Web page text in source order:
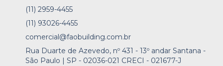
(11) 2959-4455
(11) 93026-4455
comercial@faobuilding.com.br
Rua Duarte de Azevedo, nº 431 - 13º andar Santana -
São Paulo | SP - 02036-021 CRECI - 021677-J